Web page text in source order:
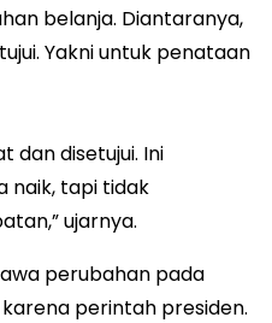
belanja. Diantaranya,
Yakni untuk penataan
dan disetujui. Ini
naik, tapi tidak
ujarnya.
perubahan pada
perintah presiden.